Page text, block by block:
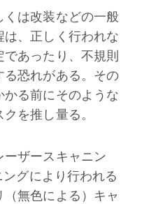
は改装などの一般
、正しく行われな
あったり、不規則
る恐れがある。その
る前にそのような
を推し量る。
ーザースキャニン
グにより行われる
無色による）キャ